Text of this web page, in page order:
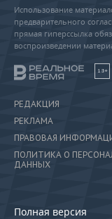
Использование
предварительного
прямая гиперссылка
воспроизведении
18+
РЕДАКЦИЯ
РЕКЛАМА
ПРАВОВАЯ
ПОЛИТИКА О
ДАННЫХ
Полная версия